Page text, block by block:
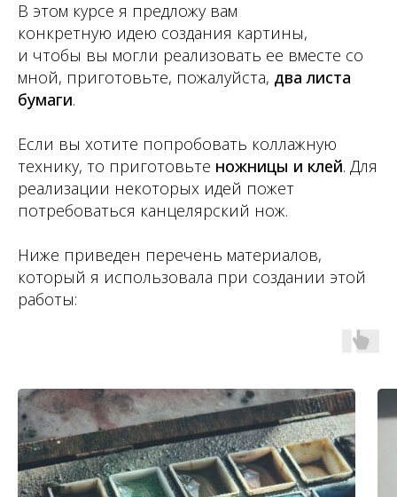
В этом курсе я предложу вам
конкретную идею создания картины,
и чтобы вы могли реализовать ее вместе со
мной, приготовьте, пожалуйста, два листа
бумаги.
Если вы хотите попробовать коллажную
технику, то приготовьте ножницы и клей. Для
реализации некоторых идей пожет
потребоваться канцелярский нож.
Ниже приведен перечень материалов,
который я использовала при создании этой
работы: